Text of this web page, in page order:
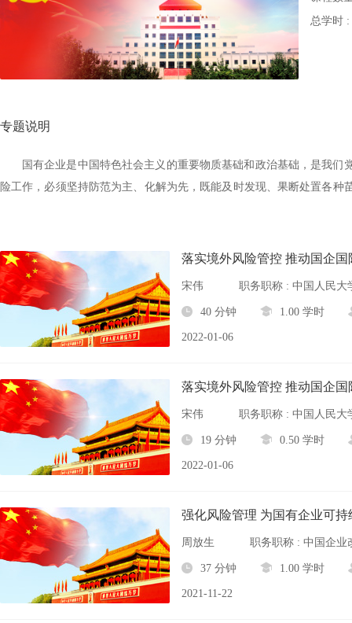
总学时 :
专题说明
国有企业是中国特色社会主义的重要物质基础和政治基础，是我
险工作，必须坚持防范为主、化解为先，既能及时发现、果断处置各
落实境外风险管控 推动国企
宋伟 职务职称 : 中国人民大
40 分钟 1.00 学时
2022-01-06
落实境外风险管控 推动国企
宋伟 职务职称 : 中国人民大
19 分钟 0.50 学时
2022-01-06
强化风险管理 为国有企业可
周放生 职务职称 : 中国企业
37 分钟 1.00 学时
2021-11-22